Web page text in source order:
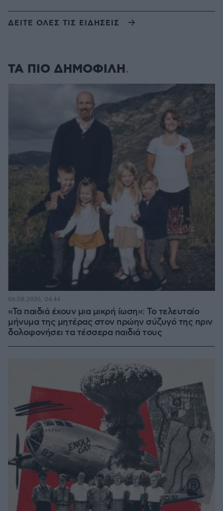
ΔΕΙΤΕ ΟΛΕΣ ΤΙΣ ΕΙΔΗΣΕΙΣ
ΤΑ ΠΙΟ ΔΗΜΟΦΙΛΗ
«Τα παιδιά έχουν μια μικρή ίωση»: Το τελευταίο
μήνυμα της μητέρας στον πρώην σύζυγό της πριν
δολοφονήσει τα τέσσερα παιδιά τους
06.08.2026, 04:44